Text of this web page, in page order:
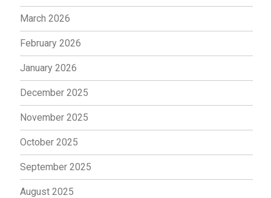
March 2026
February 2026
January 2026
December 2025
November 2025
October 2025
September 2025
August 2025